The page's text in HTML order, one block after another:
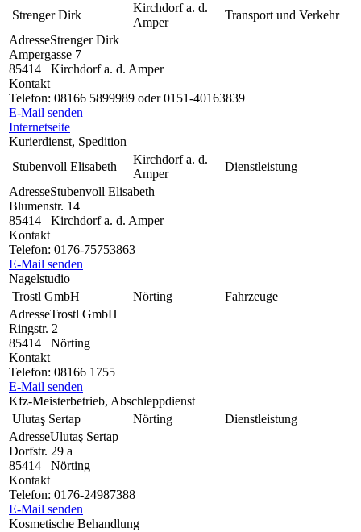
Strenger Dirk
Kirchdorf a. d.
Amper
Transport und Verkehr
AdresseStrenger Dirk
Ampergasse 7
85414
Kirchdorf a. d. Amper
Kontakt
Telefon: 08166 5899989 oder 0151-40163839
E-Mail senden
Internetseite
Kurierdienst, Spedition
Stubenvoll Elisabeth
Kirchdorf a. d.
Amper
Dienstleistung
AdresseStubenvoll Elisabeth
Blumenstr. 14
85414
Kirchdorf a. d. Amper
Kontakt
Telefon: 0176-75753863
E-Mail senden
Nagelstudio
Trostl GmbH
Nörting
Fahrzeuge
AdresseTrostl GmbH
Ringstr. 2
85414
Nörting
Kontakt
Telefon: 08166 1755
E-Mail senden
Kfz-Meisterbetrieb, Abschleppdienst
Ulutaş Sertap
Nörting
Dienstleistung
AdresseUlutaş Sertap
Dorfstr. 29 a
85414
Nörting
Kontakt
Telefon: 0176-24987388
E-Mail senden
Kosmetische Behandlung